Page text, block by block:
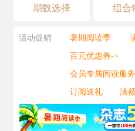
期数选择 组合
活动促销 暑期阅读季
百元优惠券->
会员专属阅读服
订阅送礼
满